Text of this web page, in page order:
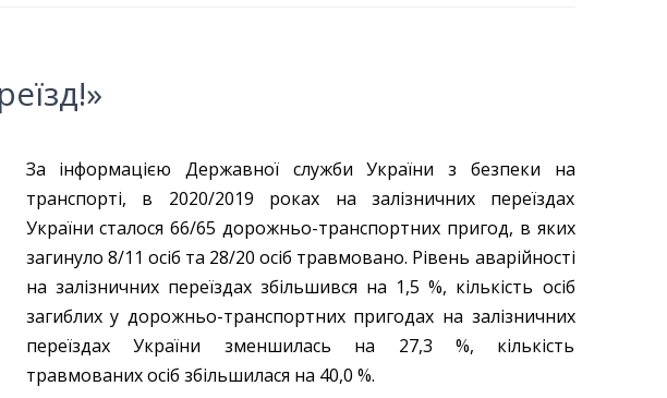
За інформацією Державної служби України з безпеки на
транспорті, в 2020/2019 роках на залізничних переїздах
України сталося 66/65 дорожньо-транспортних пригод, в яких
загинуло 8/11 осіб та 28/20 осіб травмовано. Рівень аварійності
на залізничних переїздах збільшився на 1,5 %, кількість осіб
загиблих у дорожньо-транспортних пригодах на залізничних
переїздах України зменшилась на 27,3 %, кількість
травмованих осіб збільшилася на 40,0 %.